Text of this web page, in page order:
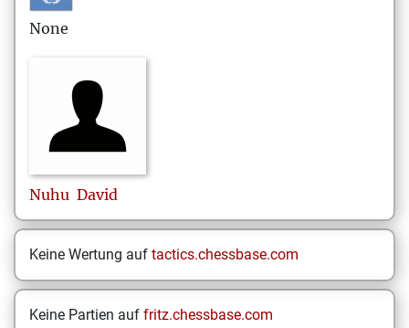
None
Nuhu David
Keine Wertung auf tactics.chessbase.com
Keine Partien auf fritz.chessbase.com